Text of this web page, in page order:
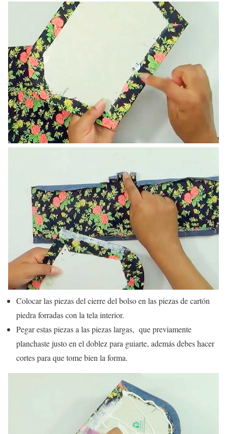
Colocar las piezas del cierre del bolso en las piezas de cartón
piedra forradas con la tela interior.
Pegar estas piezas a las piezas largas, que previamente
planchaste justo en el doblez para guiarte, además debes hacer
cortes para que tome bien la forma.